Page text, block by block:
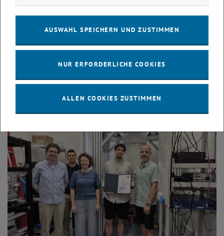
21. Juli 2026
bis 16. Juli 2026 ihre Türen für Kinder im Alter von 7 bis 12
Jahren. In zahlreichen…
AUSWAHL SPEICHERN UND ZUSTIMMEN
NUR ERFORDERLICHE COOKIES
ALLEN COOKIES ZUSTIMMEN